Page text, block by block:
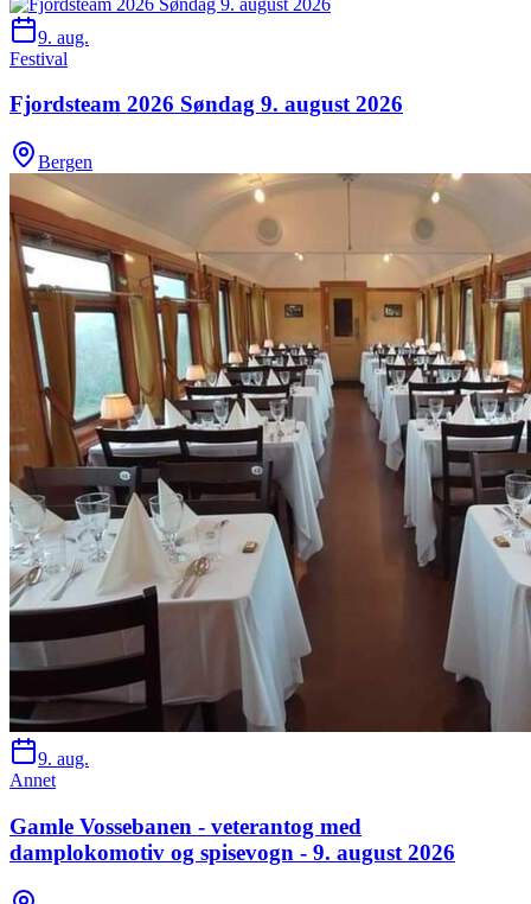
9. aug.
Festival
Fjordsteam 2026 Søndag 9. august 2026
Bergen
9. aug.
Annet
Gamle Vossebanen - veterantog med
damplokomotiv og spisevogn - 9. august 2026